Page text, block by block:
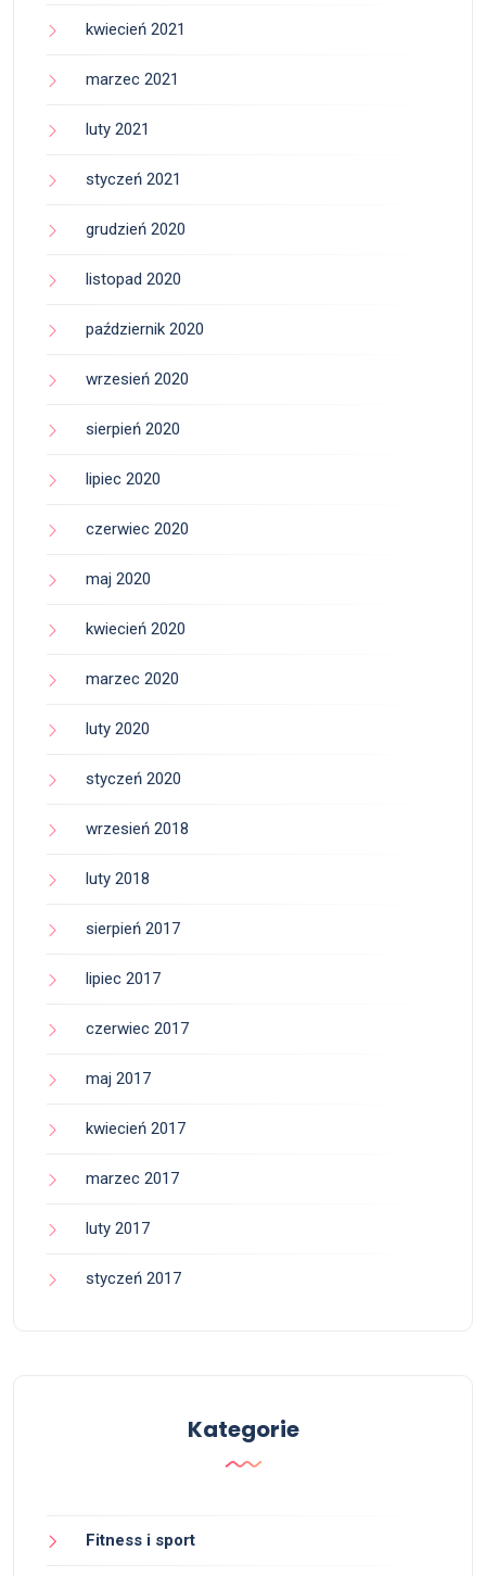
kwiecień 2021
marzec 2021
luty 2021
styczeń 2021
grudzień 2020
listopad 2020
październik 2020
wrzesień 2020
sierpień 2020
lipiec 2020
czerwiec 2020
maj 2020
kwiecień 2020
marzec 2020
luty 2020
styczeń 2020
wrzesień 2018
luty 2018
sierpień 2017
lipiec 2017
czerwiec 2017
maj 2017
kwiecień 2017
marzec 2017
luty 2017
styczeń 2017
Kategorie
Fitness i sport